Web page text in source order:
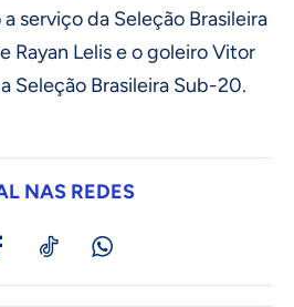
serviço da Seleção Brasileira
Rayan Lelis e o goleiro Vitor
Seleção Brasileira Sub-20.
NAS REDES